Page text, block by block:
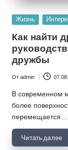
Опубликовано
Жизнь
Как найти
дружбы
от
От admin
В современном
более
перемещается…
Читать далее